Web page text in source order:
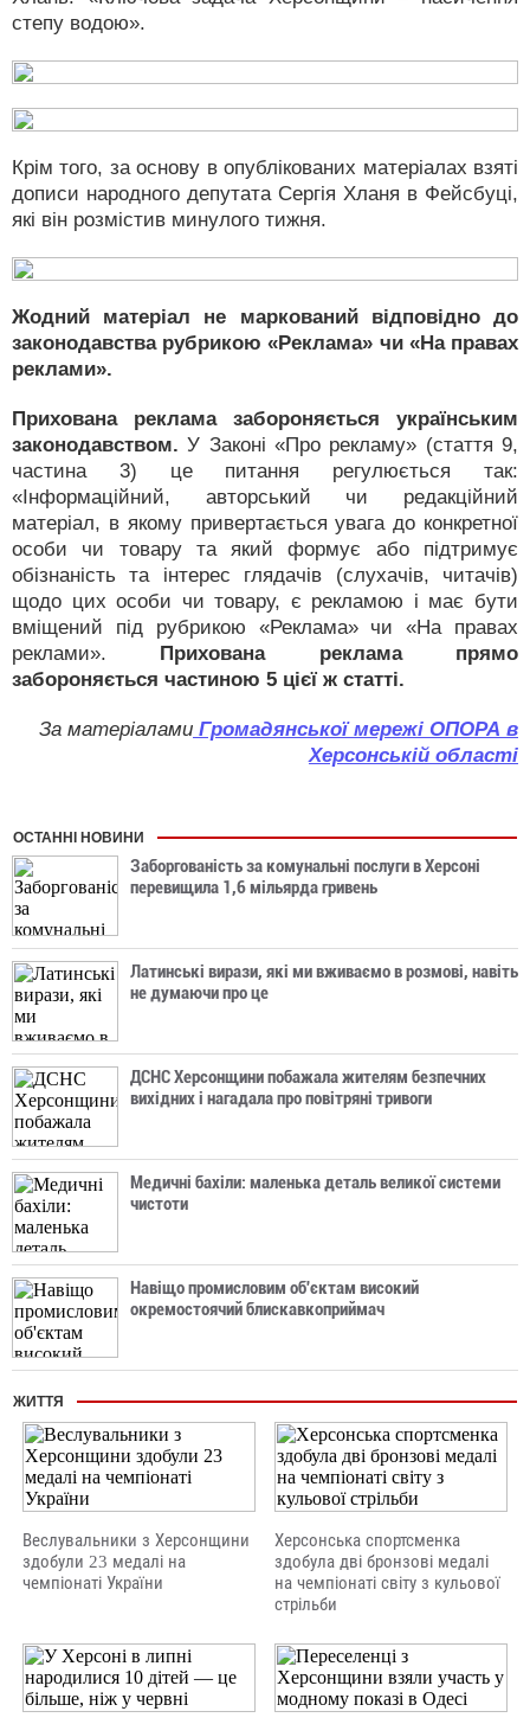
степу водою».
Крім того, за основу в опублікованих матеріалах взяті
дописи народного депутата Сергія Хланя в Фейсбуці,
які він розмістив минулого тижня.
Жодний матеріал не маркований відповідно до
законодавства рубрикою «Реклама» чи «На правах
реклами».
Прихована реклама забороняється українським
законодавством. У Законі «Про рекламу» (стаття 9,
частина 3) це питання регулюється так:
«Інформаційний, авторський чи редакційний
матеріал, в якому привертається увага до конкретної
особи чи товару та який формує або підтримує
обізнаність та інтерес глядачів (слухачів, читачів)
щодо цих особи чи товару, є рекламою і має бути
вміщений під рубрикою «Реклама» чи «На правах
реклами». Прихована реклама прямо
забороняється частиною 5 цієї ж статті.
За матеріалами Громадянської мережі ОПОРА в
Херсонській області
ОСТАННІ НОВИНИ
Заборгованість за комунальні послуги в Херсоні
перевищила 1,6 мільярда гривень
Латинські вирази, які ми вживаємо в розмові, навіть
не думаючи про це
ДСНС Херсонщини побажала жителям безпечних
вихідних і нагадала про повітряні тривоги
Медичні бахіли: маленька деталь великої системи
чистоти
Навіщо промисловим об'єктам високий
окремостоячий блискавкоприймач
ЖИТТЯ
Веслувальники з Херсонщини
здобули 23 медалі на
чемпіонаті України
Херсонська спортсменка
здобула дві бронзові медалі
на чемпіонаті світу з кульової
стрільби